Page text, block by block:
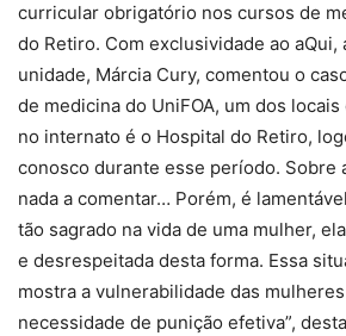
curricular obrigatório nos cursos de
do Retiro. Com exclusividade ao aQui,
unidade, Márcia Cury, comentou o
de medicina do UniFOA, um dos
no internato é o Hospital do Retiro,
conosco durante esse período. Sobre
nada a comentar… Porém, é
tão sagrado na vida de uma mulher,
e desrespeitada desta forma. Essa
mostra a vulnerabilidade das
necessidade de punição efetiva”,